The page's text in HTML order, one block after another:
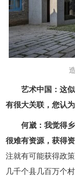
艺术中国：这
有很大关联，您认
何崴：我觉得
很难有资源，获得
注就有可能获得政
几千个县几百万个